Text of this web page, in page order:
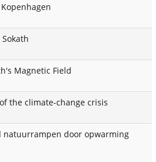
Magnetic Field
the climate-change crisis
natuurrampen door opwarming